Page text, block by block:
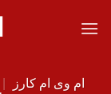
ام وی ام کارز